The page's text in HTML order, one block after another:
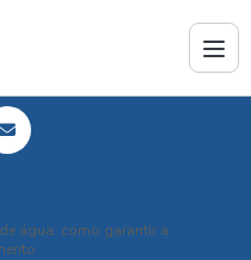
água: como garantir a